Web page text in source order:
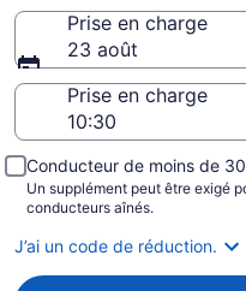
Prise en charge
23 août
Prise en charge
Conducteur de moins de
Un supplément peut être exigé
conducteurs aînés.
J’ai un code de réduction.